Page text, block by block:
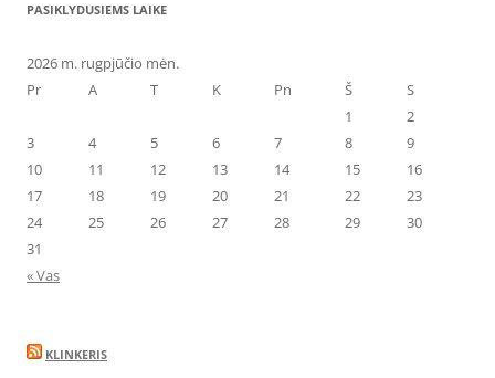
PASIKLYDUSIEMS LAIKE
2026 m. rugpjūčio mėn.
Pr
A T K Pn Š
S
1
2
3
4 5 6 7 8
9
10
11 12 13 14 15
16
17
18 19 20 21 22
23
24
25 26 27 28 29
30
31
« Vas
KLINKERIS